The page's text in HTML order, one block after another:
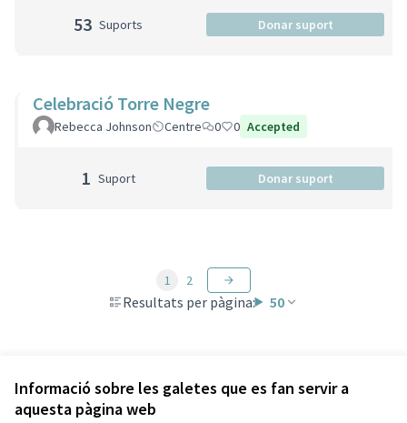
Informació sobre les galetes que es fan servir a
aquesta pàgina web
53 Suports Donar suport
Celebració Torre Negre
Rebecca Johnson Centre 0 0 Accepted
1 Suport Donar suport
Resultats per pàgina: 50
1 2
Veure totes les propostes retirades